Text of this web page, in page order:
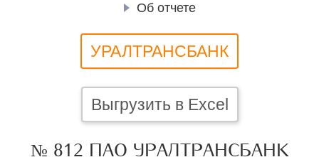
Об отчете
УРАЛТРАНСБАНК
Выгрузить в Excel
№ 812 ПАО УРАЛТРАНСБАНК